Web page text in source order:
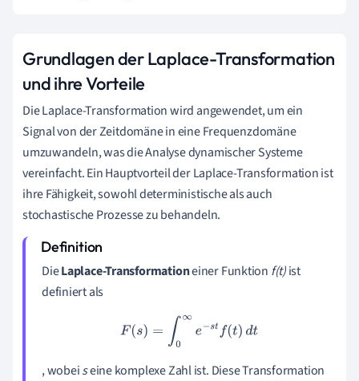
Grundlagen der Laplace-Transformation
und ihre Vorteile
Die Laplace-Transformation wird angewendet, um ein
Signal von der Zeitdomäne in eine Frequenzdomäne
umzuwandeln, was die Analyse dynamischer Systeme
vereinfacht. Ein Hauptvorteil der Laplace-Transformation ist
ihre Fähigkeit, sowohl deterministische als auch
stochastische Prozesse zu behandeln.
DieLaplace-Transformationeiner Funktion f(t)ist
definiert als
F s)= 0 ∞e −stf(t )dt
, wobeiseine komplexe Zahl ist. Diese Transformation